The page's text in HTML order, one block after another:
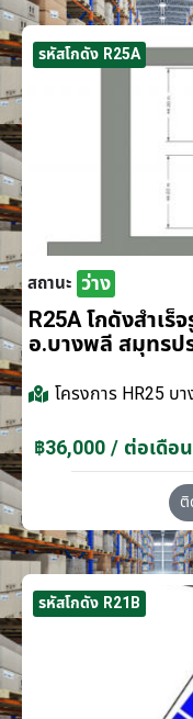
รหัสโกดัง R25A
สถานะ ว่าง
R25A โกดังสำเร็
อ.บางพลี สมุทรป
โครงการ HR25 บ
฿36,000 / ต่อเดือน
รหัสโกดัง R21B